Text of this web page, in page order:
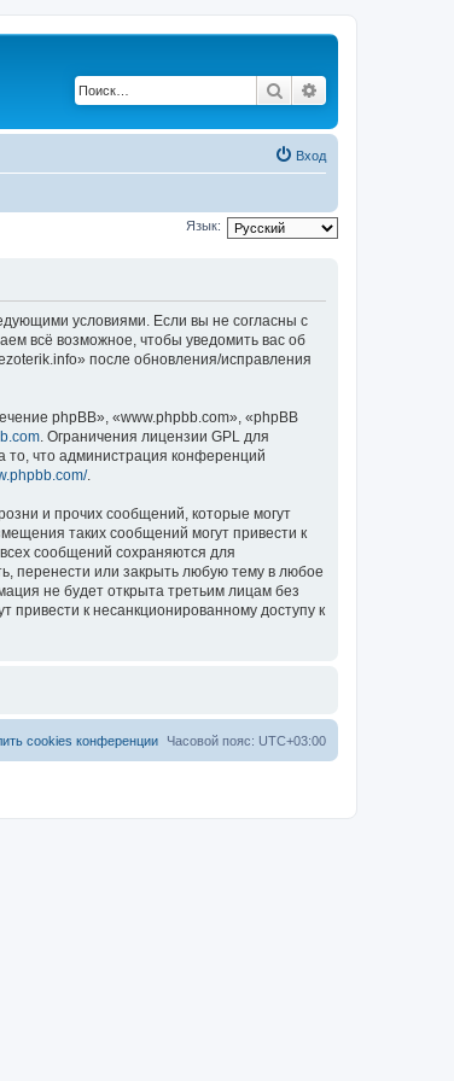
Поиск
Вход
Язык:
условиями. Если вы не согласны с
всё возможное, чтобы уведомить вас об
после обновления/исправления
phpBB», «www.phpbb.com», «phpBB
. Ограничения лицензии GPL для
то, что администрация конференций
.
и прочих сообщений, которые могут
таких сообщений могут привести к
сообщений сохраняются для
перенести или закрыть любую тему в любое
не будет открыта третьим лицам без
к несанкционированному доступу к
Часовой пояс: UTC+03:00
cookies конференции